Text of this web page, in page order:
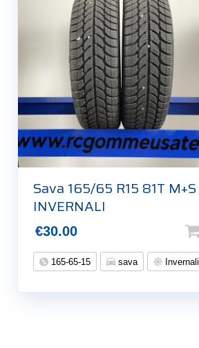
Sava 165/65 R15 81T M+S
INVERNALI
€30.00
165-65-15 sava Invernali